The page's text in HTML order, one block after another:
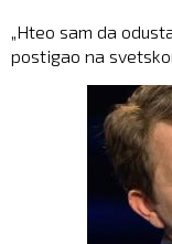
„Hteo sam da
postigao na